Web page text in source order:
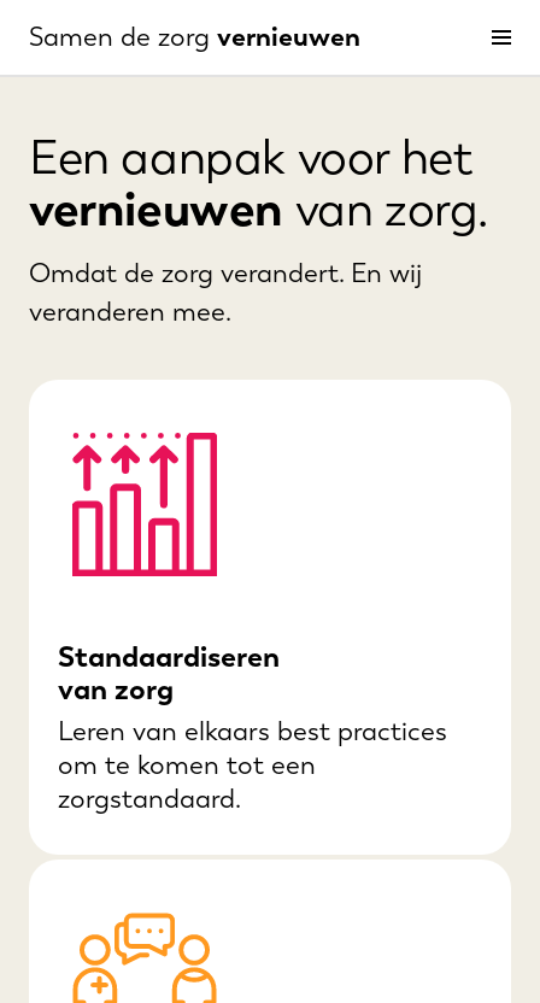
Samen de zorg vernieuwen
Een aanpak voor het
vernieuwen van zorg.
Omdat de zorg verandert. En wij
veranderen mee.
Standaardiseren
van zorg
Leren van elkaars best practices
om te komen tot een
zorgstandaard.